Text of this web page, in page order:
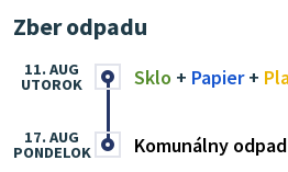
Zber odpadu
Sklo + Papier+
11. AUG
UTOROK
Komunálny odpad
17. AUG
PONDELOK